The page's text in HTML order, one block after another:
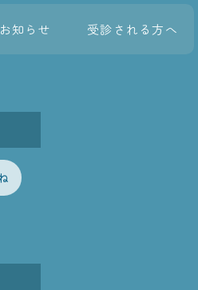
お知らせ 受診される方へ